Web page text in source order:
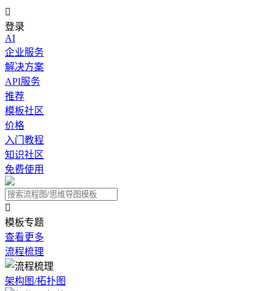

登录
AI
企业服务
解决方案
API服务
推荐
模板社区
价格
入门教程
知识社区
免费使用

模板专题
查看更多
流程梳理
架构图/拓扑图